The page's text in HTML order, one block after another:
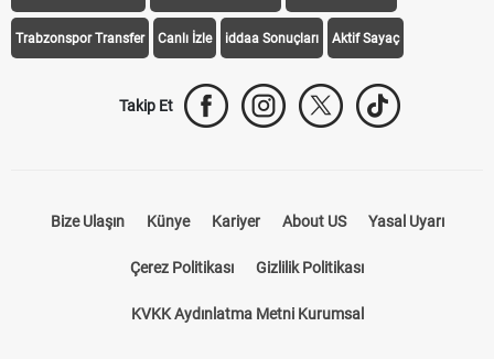
Trabzonspor Transfer Canlı İzle iddaa Sonuçları Aktif Sayaç
Takip Et
Bize Ulaşın Künye Kariyer About US Yasal Uyarı
Çerez Politikası Gizlilik Politikası
KVKK Aydınlatma Metni Kurumsal